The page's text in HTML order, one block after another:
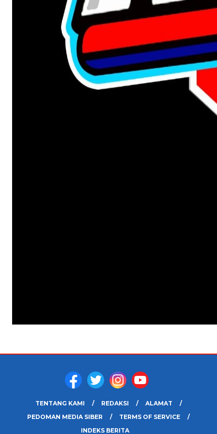
TENTANG KAMI REDAKSI
ALAMAT
PEDOMAN MEDIA SIBER
TERMS OF SERVICE
INDEKS BERITA